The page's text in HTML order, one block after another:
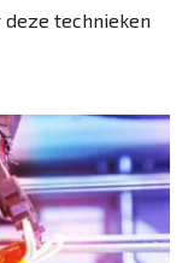
technieken